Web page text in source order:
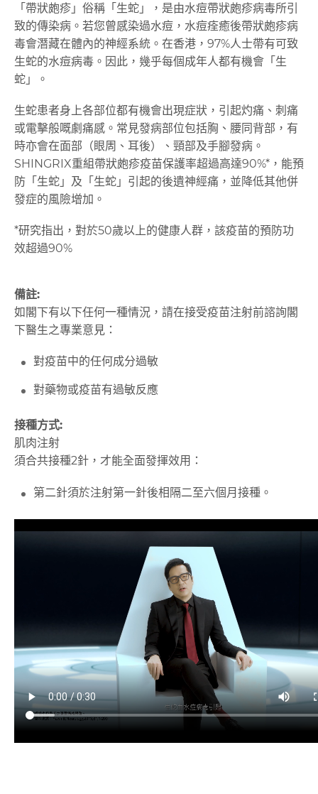
「帶狀皰疹」俗稱「生蛇」，是由水痘帶狀皰疹病毒所引
致的傳染病。若您曾感染過水痘，水痘痊癒後帶狀皰疹病
毒會潛藏在體內的神經系統。在香港，97%人士帶有可致
生蛇的水痘病毒。因此，幾乎每個成年人都有機會「生
蛇」。
生蛇患者身上各部位都有機會出現症狀，引起灼痛、刺痛
或電擊般嘅劇痛感。常見發病部位包括胸、腰同背部，有
時亦會在面部（眼周、耳後）、頸部及手腳發病。
SHINGRIX重組帶狀皰疹疫苗保護率超過高達90%*，能預
防「生蛇」及「生蛇」引起的後遺神經痛，並降低其他併
發症的風險增加。
*研究指出，對於50歲以上的健康人群，該疫苗的預防功
效超過90%
備註:
如閣下有以下任何一種情況，請在接受疫苗注射前諮詢閣
下醫生之專業意見：
對疫苗中的任何成分過敏
對藥物或疫苗有過敏反應
接種方式:
肌肉注射
須合共接種2針，才能全面發揮效用：
第二針須於注射第一針後相隔二至六個月接種。